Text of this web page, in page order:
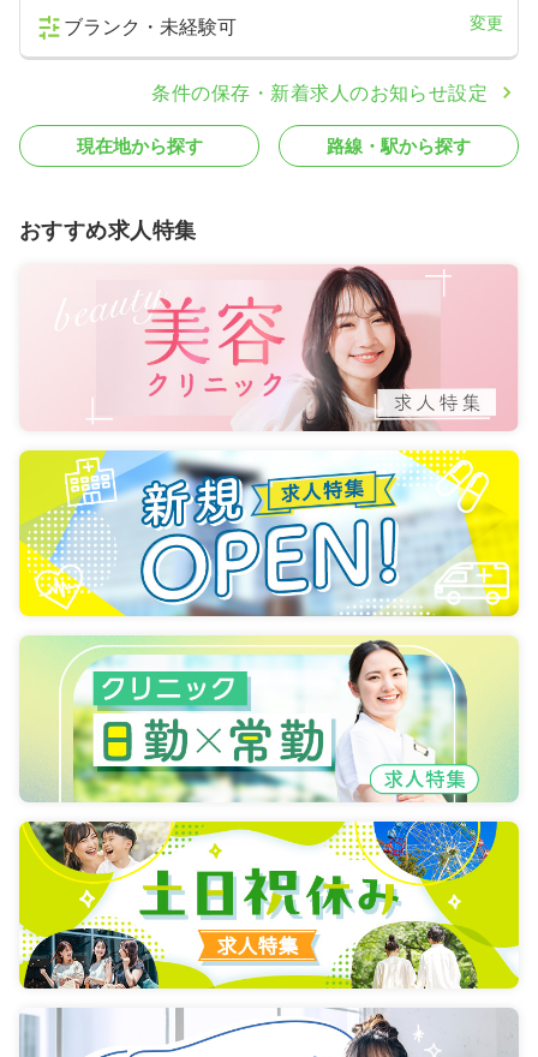
ブランク・未経験可 変更
条件の保存・新着求人のお知らせ設定
現在地から探す 路線・駅から探す
おすすめ求人特集